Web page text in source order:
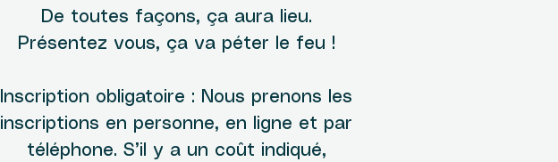
De toutes façons, ça aura lieu.
Présentez vous, ça va péter le feu !
Inscription obligatoire : Nous prenons les
inscriptions en personne, en ligne et par
téléphone. S’il y a un coût indiqué,